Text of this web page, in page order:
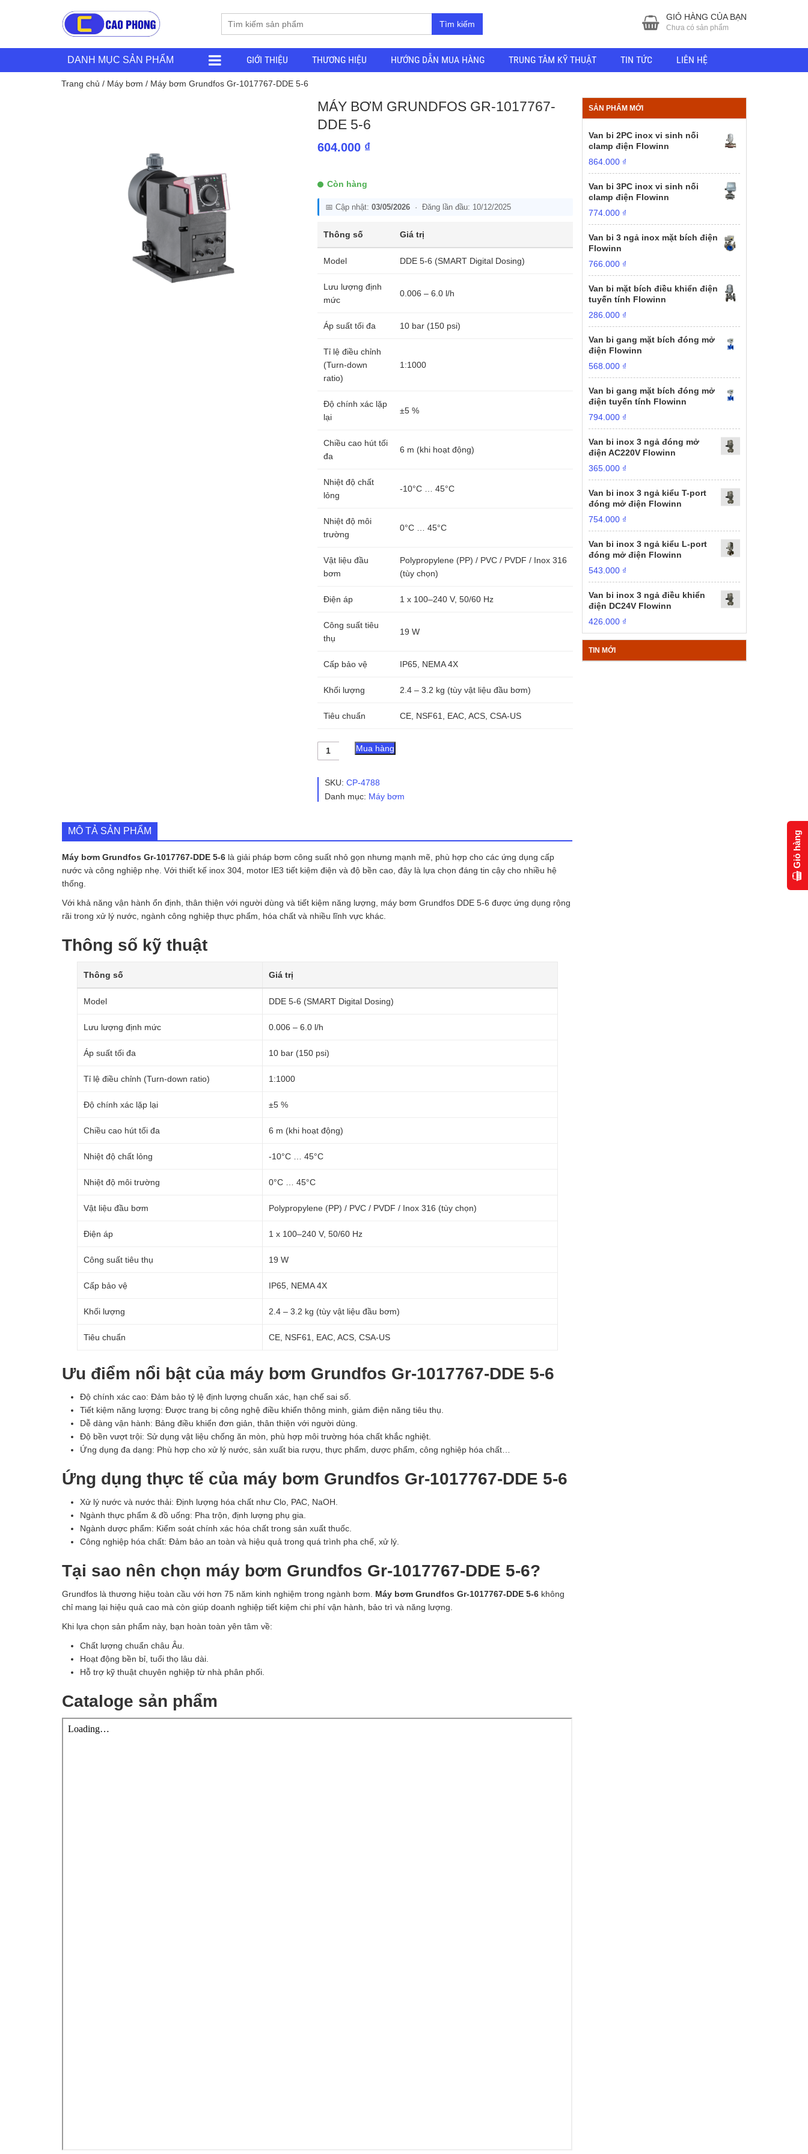
Tìm kiếm
GIỎ HÀNG CỦA BẠN
Chưa có sản phẩm
DANH MỤC SẢN PHẨM GIỚI THIỆU THƯƠNG HIỆU HƯỚNG DẪN MUA HÀNG TRUNG TÂM KỸ THUẬT TIN TỨC LIÊN HỆ
Trang chủ / Máy bơm / Máy bơm Grundfos Gr-1017767-DDE 5-6
MÁY BƠM GRUNDFOS GR-1017767-
DDE 5-6
604.000 ₫
Còn hàng
📅 Cập nhật: 03/05/2026· Đăng lần đầu: 10/12/2025
Thông số Giá trị
Model DDE 5-6 (SMART Digital Dosing)
Lưu lượng định
mức
0.006 – 6.0 l/h
Áp suất tối đa 10 bar (150 psi)
Tỉ lệ điều chỉnh
(Turn-down
ratio)
1:1000
Độ chính xác lặp
lại
±5 %
Chiều cao hút tối
đa
6 m (khi hoạt động)
Nhiệt độ chất
lỏng
-10°C … 45°C
Nhiệt độ môi
trường
0°C … 45°C
Vật liệu đầu
bơm
Polypropylene (PP) / PVC / PVDF / Inox 316
(tùy chọn)
Điện áp 1 x 100–240 V, 50/60 Hz
Công suất tiêu
thụ
19 W
Cấp bảo vệ IP65, NEMA 4X
Khối lượng 2.4 – 3.2 kg (tùy vật liệu đầu bơm)
Tiêu chuẩn CE, NSF61, EAC, ACS, CSA-US
Máy
Gr-
DDE
lượng
Mua hàng
SKU: CP-4788
Danh mục: Máy bơm
MÔ TẢ SẢN PHẨM
Máy bơm Grundfos Gr-1017767-DDE 5-6 là giải pháp bơm công suất nhỏ gọn nhưng mạnh mẽ, phù hợp cho các ứng dụng cấp
nước và công nghiệp nhẹ. Với thiết kế inox 304, motor IE3 tiết kiệm điện và độ bền cao, đây là lựa chọn đáng tin cậy cho nhiều hệ
thống.
Với khả năng vận hành ổn định, thân thiện với người dùng và tiết kiệm năng lượng, máy bơm Grundfos DDE 5-6 được ứng dụng rộng
rãi trong xử lý nước, ngành công nghiệp thực phẩm, hóa chất và nhiều lĩnh vực khác.
Thông số kỹ thuật
Thông số Giá trị
Model DDE 5-6 (SMART Digital Dosing)
Lưu lượng định mức 0.006 – 6.0 l/h
Áp suất tối đa 10 bar (150 psi)
Tỉ lệ điều chỉnh (Turn-down ratio) 1:1000
Độ chính xác lặp lại ±5 %
Chiều cao hút tối đa 6 m (khi hoạt động)
Nhiệt độ chất lỏng -10°C … 45°C
Nhiệt độ môi trường 0°C … 45°C
Vật liệu đầu bơm Polypropylene (PP) / PVC / PVDF / Inox 316 (tùy chọn)
Điện áp 1 x 100–240 V, 50/60 Hz
Công suất tiêu thụ 19 W
Cấp bảo vệ IP65, NEMA 4X
Khối lượng 2.4 – 3.2 kg (tùy vật liệu đầu bơm)
Tiêu chuẩn CE, NSF61, EAC, ACS, CSA-US
Ưu điểm nổi bật của máy bơm Grundfos Gr-1017767-DDE 5-6
Độ chính xác cao: Đảm bảo tỷ lệ định lượng chuẩn xác, hạn chế sai số.
Tiết kiệm năng lượng: Được trang bị công nghệ điều khiển thông minh, giảm điện năng tiêu thụ.
Dễ dàng vận hành: Bảng điều khiển đơn giản, thân thiện với người dùng.
Độ bền vượt trội: Sử dụng vật liệu chống ăn mòn, phù hợp môi trường hóa chất khắc nghiệt.
Ứng dụng đa dạng: Phù hợp cho xử lý nước, sản xuất bia rượu, thực phẩm, dược phẩm, công nghiệp hóa chất…
Ứng dụng thực tế của máy bơm Grundfos Gr-1017767-DDE 5-6
Xử lý nước và nước thải: Định lượng hóa chất như Clo, PAC, NaOH.
Ngành thực phẩm & đồ uống: Pha trộn, định lượng phụ gia.
Ngành dược phẩm: Kiểm soát chính xác hóa chất trong sản xuất thuốc.
Công nghiệp hóa chất: Đảm bảo an toàn và hiệu quả trong quá trình pha chế, xử lý.
Tại sao nên chọn máy bơm Grundfos Gr-1017767-DDE 5-6?
Grundfos là thương hiệu toàn cầu với hơn 75 năm kinh nghiệm trong ngành bơm. Máy bơm Grundfos Gr-1017767-DDE 5-6 không
chỉ mang lại hiệu quả cao mà còn giúp doanh nghiệp tiết kiệm chi phí vận hành, bảo trì và năng lượng.
Khi lựa chọn sản phẩm này, bạn hoàn toàn yên tâm về:
Chất lượng chuẩn châu Âu.
Hoạt động bền bỉ, tuổi thọ lâu dài.
Hỗ trợ kỹ thuật chuyên nghiệp từ nhà phân phối.
Cataloge sản phẩm
SẢN PHẨM MỚI
Van bi 2PC inox vi sinh nối
clamp điện Flowinn
864.000 ₫
Van bi 3PC inox vi sinh nối
clamp điện Flowinn
774.000 ₫
Van bi 3 ngả inox mặt bích điện
Flowinn
766.000 ₫
Van bi mặt bích điều khiển điện
tuyến tính Flowinn
286.000 ₫
Van bi gang mặt bích đóng mở
điện Flowinn
568.000 ₫
Van bi gang mặt bích đóng mở
điện tuyến tính Flowinn
794.000 ₫
Van bi inox 3 ngả đóng mở
điện AC220V Flowinn
365.000 ₫
Van bi inox 3 ngả kiểu T-port
đóng mở điện Flowinn
754.000 ₫
Van bi inox 3 ngả kiểu L-port
đóng mở điện Flowinn
543.000 ₫
Van bi inox 3 ngả điều khiển
điện DC24V Flowinn
426.000 ₫
TIN MỚI
Giỏ hàng